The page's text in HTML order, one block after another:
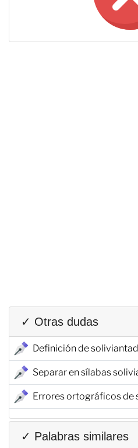
✓ Otras dudas
Definición de
Separar en sílabas
Errores ortográficos de
✓ Palabras similares